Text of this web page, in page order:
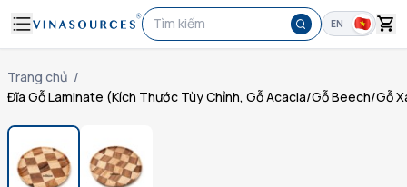
Tìm kiếm EN
Trang chủ /
Đĩa Gỗ Laminate (Kích Thước Tùy Chỉnh, Gỗ Acacia/Gỗ Beech/Gỗ